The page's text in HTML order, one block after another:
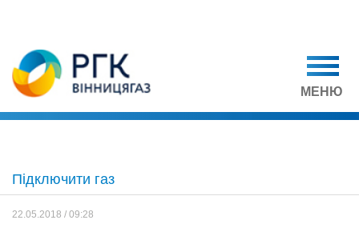
МЕНЮ
Підключити газ
22.05.2018 / 09:28